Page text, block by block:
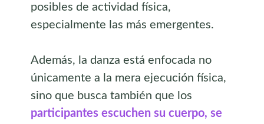
posibles de actividad física,
especialmente las más emergentes.
Además, la danza está enfocada no
únicamente a la mera ejecución física,
sino que busca también que los
participantes escuchen su cuerpo, se